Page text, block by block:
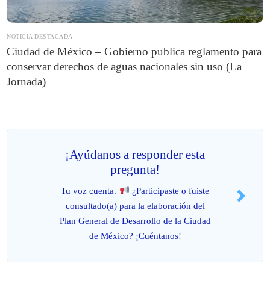
NOTICIA DESTACADA
Ciudad de México – Gobierno publica reglamento para
conservar derechos de aguas nacionales sin uso (La
Jornada)
¡Ayúdanos a responder esta
pregunta!
Tu voz cuenta.
¿Participaste o fuiste
consultado(a) para la elaboración del
Plan General de Desarrollo de la Ciudad
de México? ¡Cuéntanos!